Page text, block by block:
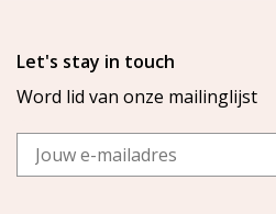
Let's stay in touch
Word lid van onze mailinglijst
Email